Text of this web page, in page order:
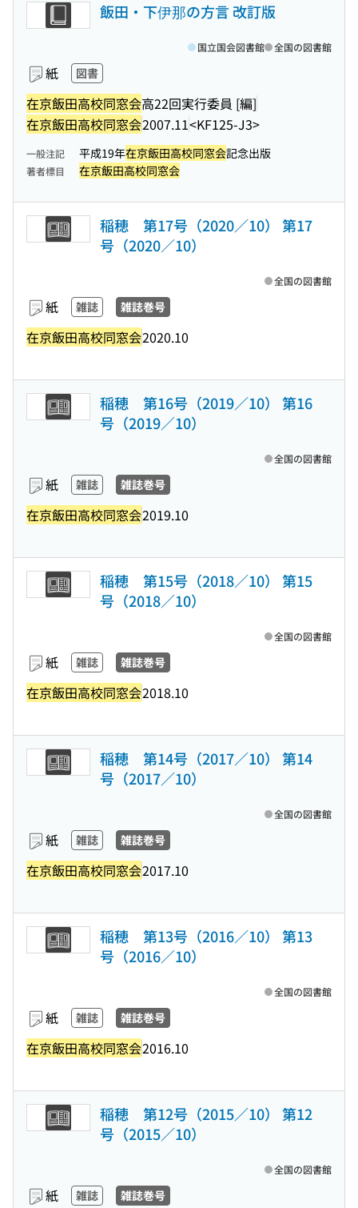
飯田・下伊那の方言 改訂版
紙 図書
在京飯田高校同窓会高22回実行委員 [編]
在京飯田高校同窓会2007.11<KF125-J3>
国立国会図書館 全国の図書館
一般注記 平成19年在京飯田高校同窓会記念出版
著者標目 在京飯田高校同窓会
稲穂 第17号（2020／10） 第17
号（2020／10）
紙 雑誌 雑誌巻号
在京飯田高校同窓会2020.10
全国の図書館
稲穂 第16号（2019／10） 第16
号（2019／10）
紙 雑誌 雑誌巻号
在京飯田高校同窓会2019.10
全国の図書館
稲穂 第15号（2018／10） 第15
号（2018／10）
紙 雑誌 雑誌巻号
在京飯田高校同窓会2018.10
全国の図書館
稲穂 第14号（2017／10） 第14
号（2017／10）
紙 雑誌 雑誌巻号
在京飯田高校同窓会2017.10
全国の図書館
稲穂 第13号（2016／10） 第13
号（2016／10）
紙 雑誌 雑誌巻号
在京飯田高校同窓会2016.10
全国の図書館
稲穂 第12号（2015／10） 第12
号（2015／10）
紙 雑誌 雑誌巻号
全国の図書館